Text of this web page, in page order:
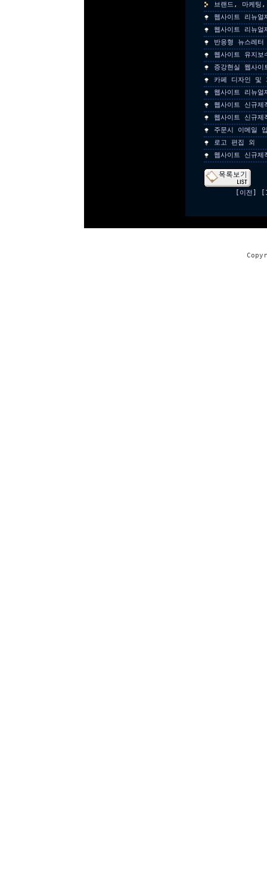
브랜드, 마케팅,
웹사이트 리뉴얼
웹사이트 리뉴얼
반응형 뉴스레
웹사이트 유지보
증강현실 웹사이
카페 디자인 및
웹사이트 리뉴얼
웹사이트 신규제
웹사이트 신규제
주문시 이메일
로고 편집 외
웹사이트 신규제
[이전]